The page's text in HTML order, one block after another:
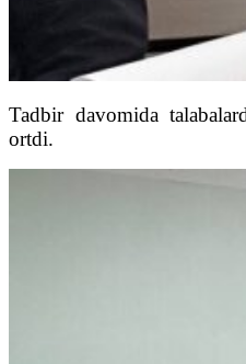
Tadbir davomida
ortdi.